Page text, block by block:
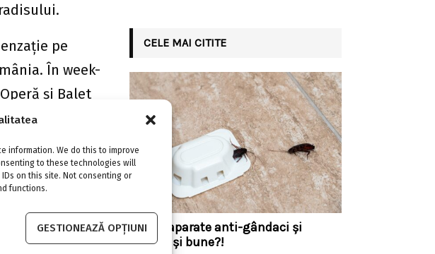
information. We do this to improve
to these technologies will
on this site. Not consenting or
functions.
GESTIONEAZĂ OPȚIUNI
pe
În week-
şi Balet
au
de
deux” al
măsură,
unul din
CELE MAI CITITE
Există aparate anti-gândaci și
ieftine, și bune?!